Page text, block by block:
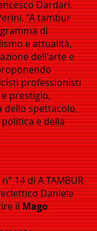
Dardari.
"A tambur
di
e attualità,
dell'arte e
professionisti
prestigio,
dello spettacolo,
e della
14 di A TAMBUR
Daniele
ilMago